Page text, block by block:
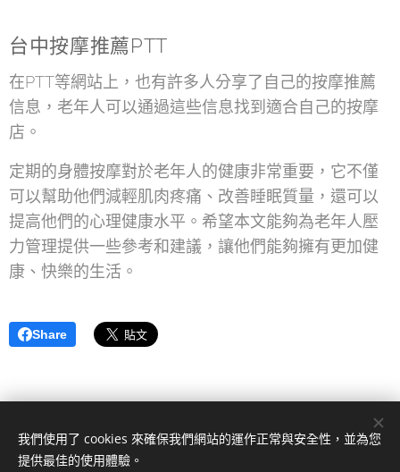
台中按摩推薦PTT
在PTT等網站上，也有許多人分享了自己的按摩推薦
信息，老年人可以通過這些信息找到適合自己的按摩
店。
定期的身體按摩對於老年人的健康非常重要，它不僅
可以幫助他們減輕肌肉疼痛、改善睡眠質量，還可以
提高他們的心理健康水平。希望本文能夠為老年人壓
力管理提供一些參考和建議，讓他們能夠擁有更加健
康、快樂的生活。
Share
我們使用了 cookies 來確保我們網站的運作正常與安全性，並為您
提供最佳的使用體驗。